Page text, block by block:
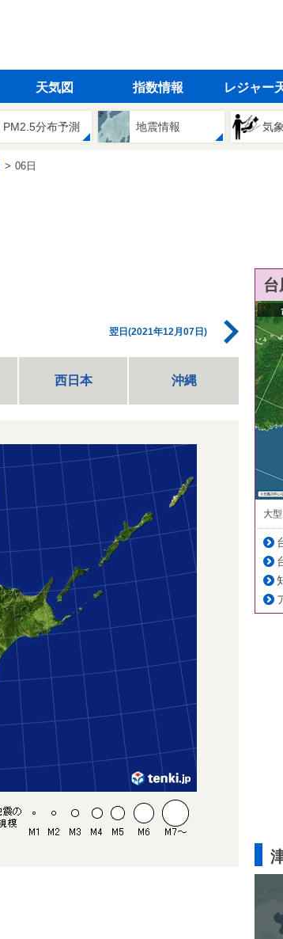
天気図 指数情報 レジャー
PM2.5分布予測 地震情報 気
06日
翌日(2021年12月07日)
西日本 沖縄
大